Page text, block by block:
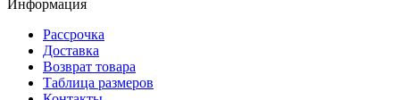
Информация
Рассрочка
Доставка
Возврат товара
Таблица размеров